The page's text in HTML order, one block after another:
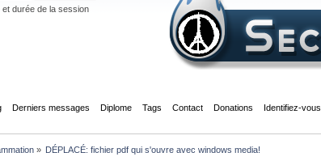
durée de la session
Derniers messages Diplome Tags Contact Donations Identifiez-vous
» DÉPLACÉ: fichier pdf qui s'ouvre avec windows media!